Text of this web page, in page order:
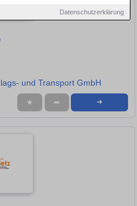
Datenschutzerklärung
und Transport GmbH
★ ➦ ➜